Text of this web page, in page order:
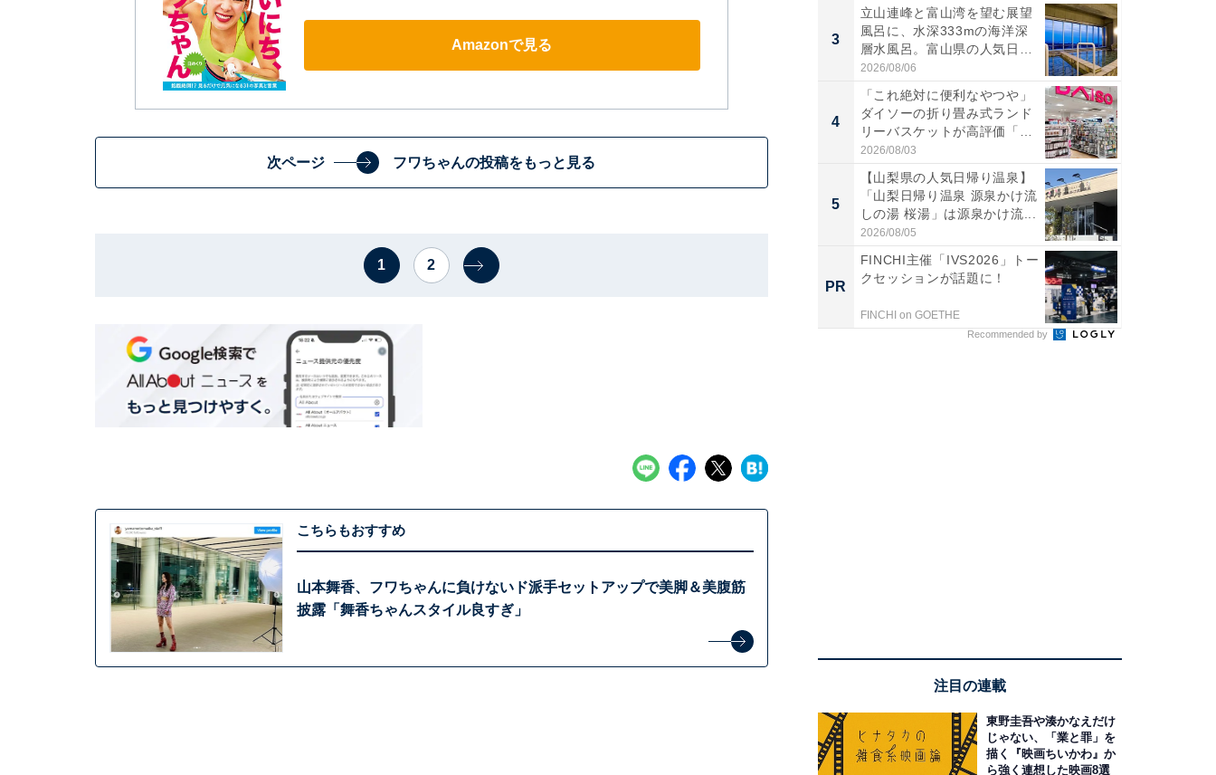
Amazonで見る
次ページ フワちゃんの投稿をもっと見る
1 2
こちらもおすすめ
山本舞香、フワちゃんに負けないド派手セットアップで美脚＆美腹筋
披露「舞香ちゃんスタイル良すぎ」
3
立山連峰と富山湾を望む展望
風呂に、水深333mの海洋深
層水風呂。富山県の人気日
帰...
2026/08/06
4
「これ絶対に便利なやつや」
ダイソーの折り畳み式ランド
リーバスケットが高評価「使
わ...
2026/08/03
5
【山梨県の人気日帰り温泉】
「山梨日帰り温泉 源泉かけ流
しの湯 桜湯」は源泉かけ流...
2026/08/05
PR
FINCHI主催「IVS2026」トー
クセッションが話題に！
FINCHI on GOETHE
Recommended by
注目の連載
東野圭吾や湊かなえだけ
じゃない、「業と罪」を
描く『映画ちいかわ』か
ら強く連想した映画8選